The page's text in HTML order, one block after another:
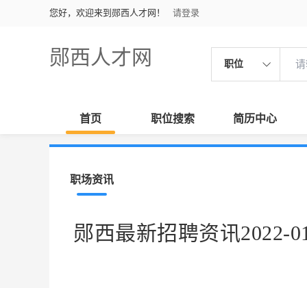
您好，欢迎来到郧西人才网！ 请登录
郧西人才网 职位
首页 职位搜索 简历中心
职场资讯
郧西最新招聘资讯2022-